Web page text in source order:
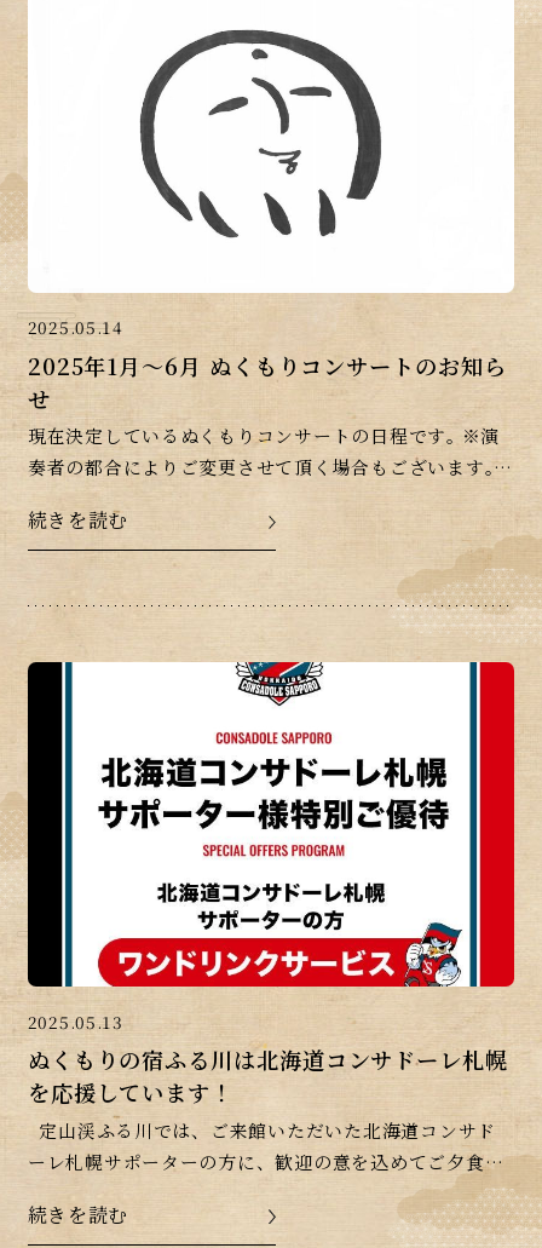
2025.05.14
2025年1月～6月 ぬくもりコンサートのお知ら
せ
現在決定しているぬくもりコンサートの日程です｡ ※演
奏者の都合によりご変更させて頂く場合もございます｡ご
了承下さいませ｡
続きを読む
2025.05.13
ぬくもりの宿ふる川は北海道コンサドーレ札幌
を応援しています！
定山渓ふる川では、ご来館いただいた北海道コンサド
ーレ札幌サポーターの方に、歓迎の意を込めてご夕食時
のワンドリンクサービスを提供しております。 お好みの
ドリンクをお楽しみいただき、旅の疲れ […]
続きを読む